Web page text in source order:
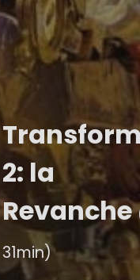
2: la
Revanche
31min)